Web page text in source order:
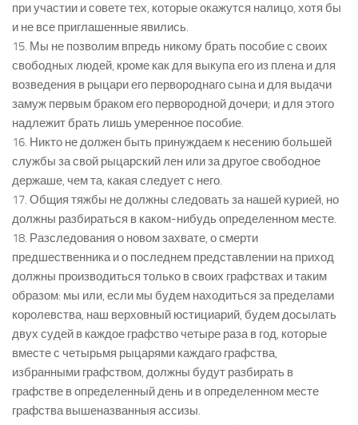
при участии и совете тех, которые окажутся налицо, хотя бы
и не все приглашенные явились.
15. Мы не позволим впредь никому брать пособие с своих
свободных людей, кроме как для выкупа его из плена и для
возведения в рыцари его первороднаго сына и для выдачи
замуж первым браком его первородной дочери; и для этого
надлежит брать лишь умеренное пособие.
16. Никто не должен быть принуждаем к несению большей
службы за свой рыцарский лен или за другое свободное
держаше, чем та, какая следует с него.
17. Общия тяжбы не должны следовать за нашей курией, но
должны разбираться в каком-нибудь определенном месте.
18. Разследования о новом захвате, о смерти
предшественника и о последнем представлении на приход
должны производиться только в своих графствах и таким
образом: мы или, если мы будем находиться за пределами
королевства, наш верховный юстициарий, будем досылать
двух судей в каждое графство четыре раза в год, которые
вместе с четырьмя рыцарями каждаго графства,
избранными графством, должны будут разбирать в
графстве в определенный день и в определенном месте
графства вышеназванныя ассизы.